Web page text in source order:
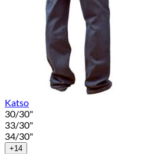
Katso
30/30"
33/30"
34/30"
+14